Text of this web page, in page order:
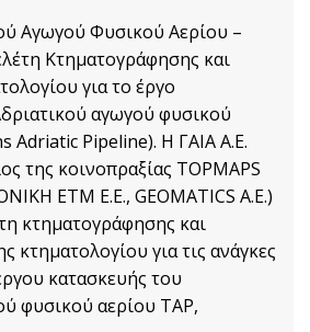
Αγωγού Φυσικού Αερίου –
Κτηματογράφησης και
για το έργο
αγωγού φυσικού
Adriatic Pipeline). Η ΓΑΙΑ Α.Ε.
της κοινοπραξίας TOPMAPS
ΕΤΜ Ε.Ε., GEOMATICS Α.Ε.)
κτηματογράφησης και
κτηματολογίου για τις ανάγκες
κατασκευής του
φυσικού αερίου TAP,